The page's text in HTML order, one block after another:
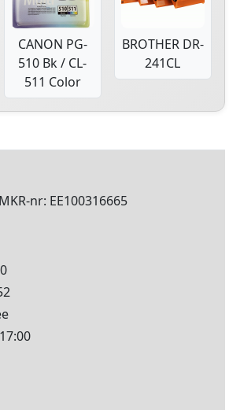
CANON PG-
510 Bk / CL-
511 Color
BROTHER DR-
241CL
nr: EE100316665